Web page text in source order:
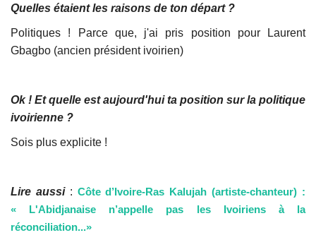
Quelles étaient les raisons de ton départ ?
Politiques ! Parce que, j'ai pris position pour Laurent
Gbagbo (ancien président ivoirien)
Ok ! Et quelle est aujourd'hui ta position sur la politique
ivoirienne ?
Sois plus explicite !
Lire aussi: Côte d’Ivoire-Ras Kalujah (artiste-chanteur) :
« L'Abidjanaise n’appelle pas les Ivoiriens à la
réconciliation...»